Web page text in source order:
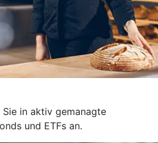
in aktiv gemanagte
und ETFs an.